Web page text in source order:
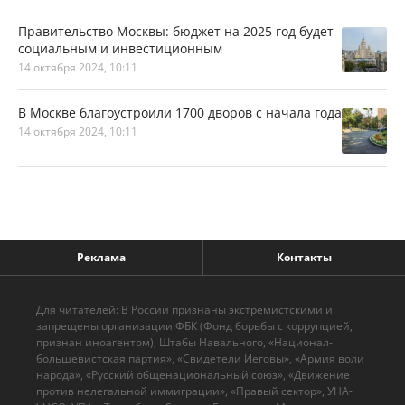
Правительство Москвы: бюджет на 2025 год будет
социальным и инвестиционным
14 октября 2024, 10:11
В Москве благоустроили 1700 дворов с начала года
14 октября 2024, 10:11
Реклама Контакты
Для читателей: В России признаны экстремистскими и
запрещены организации ФБК (Фонд борьбы с коррупцией,
признан иноагентом), Штабы Навального, «Национал-
большевистская партия», «Свидетели Иеговы», «Армия воли
народа», «Русский общенациональный союз», «Движение
против нелегальной иммиграции», «Правый сектор», УНА-